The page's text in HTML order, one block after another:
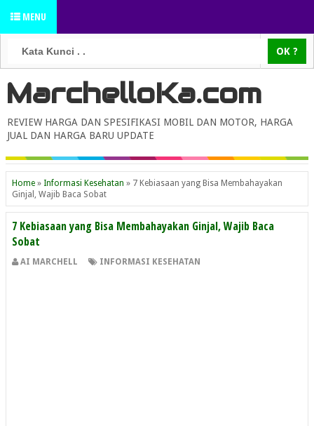
MENU
MarchelloKa.com
REVIEW HARGA DAN SPESIFIKASI MOBIL DAN MOTOR, HARGA
JUAL DAN HARGA BARU UPDATE
Home » Informasi Kesehatan » 7 Kebiasaan yang Bisa Membahayakan
Ginjal, Wajib Baca Sobat
7 Kebiasaan yang Bisa Membahayakan Ginjal, Wajib Baca
Sobat
AI MARCHELL INFORMASI KESEHATAN